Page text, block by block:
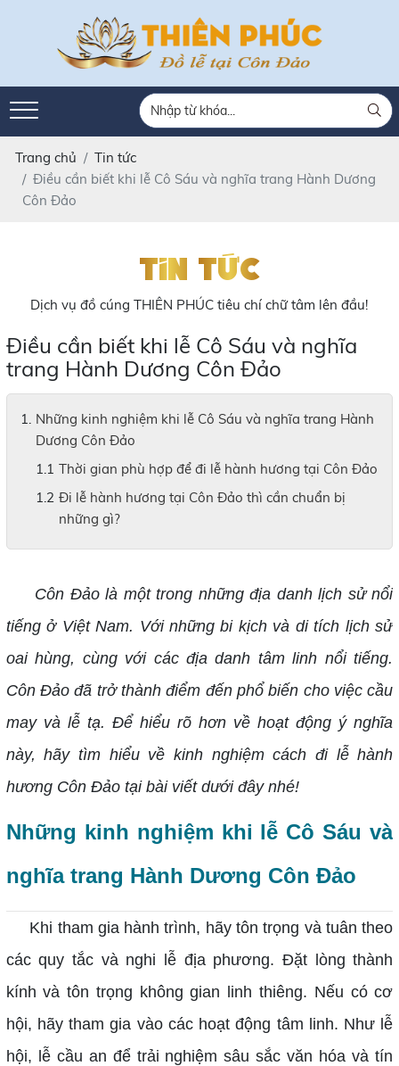
Trang chủ
Tin tức
Điều cần biết khi lễ Cô Sáu và nghĩa trang Hành Dương
Côn Đảo
Tin tức
Dịch vụ đồ cúng THIÊN PHÚC tiêu chí chữ tâm lên đầu!
Điều cần biết khi lễ Cô Sáu và nghĩa
trang Hành Dương Côn Đảo
Những kinh nghiệm khi lễ Cô Sáu và nghĩa trang Hành
Dương Côn Đảo
Thời gian phù hợp để đi lễ hành hương tại Côn Đảo
Đi lễ hành hương tại Côn Đảo thì cần chuẩn bị
những gì?
Côn Đảo là một trong những địa danh lịch sử nổi
tiếng ở Việt Nam. Với những bi kịch và di tích lịch sử
oai hùng, cùng với các địa danh tâm linh nổi tiếng.
Côn Đảo đã trở thành điểm đến phổ biến cho việc cầu
may và lễ tạ. Để hiểu rõ hơn về hoạt động ý nghĩa
này, hãy tìm hiểu về kinh nghiệm cách đi lễ hành
hương Côn Đảo tại bài viết dưới đây nhé!
Những kinh nghiệm khi lễ Cô Sáu và
nghĩa trang Hành Dương Côn Đảo
Khi tham gia hành trình, hãy tôn trọng và tuân theo
các quy tắc và nghi lễ địa phương. Đặt lòng thành
kính và tôn trọng không gian linh thiêng. Nếu có cơ
hội, hãy tham gia vào các hoạt động tâm linh. Như lễ
hội, lễ cầu an để trải nghiệm sâu sắc văn hóa và tín